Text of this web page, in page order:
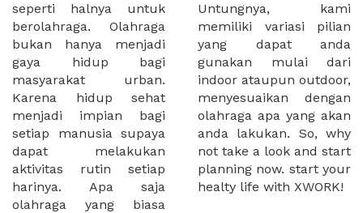
seperti halnya untuk
berolahraga. Olahraga
bukan hanya menjadi
gaya hidup bagi
masyarakat urban.
Karena hidup sehat
menjadi impian bagi
setiap manusia supaya
dapat melakukan
aktivitas rutin setiap
harinya. Apa saja
olahraga yang biasa
Untungnya, kami
memiliki variasi pilian
yang dapat anda
gunakan mulai dari
indoor ataupun outdoor,
menyesuaikan dengan
olahraga apa yang akan
anda lakukan. So, why
not take a look and start
planning now. start your
healty life with XWORK!